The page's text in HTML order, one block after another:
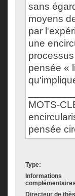
sans
moyens
par
une
pensée «
MOTS-
pensée
Type:
Informations
Directeur de